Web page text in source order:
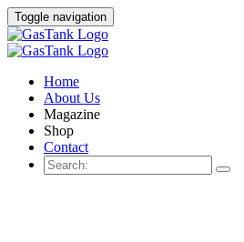
Toggle navigation
Home
About Us
Magazine
Shop
Contact